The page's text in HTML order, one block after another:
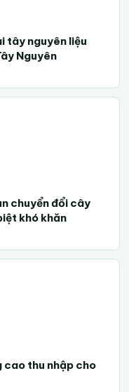
tây nguyên liệu
tại vùng Tây Nguyên
chuyển đổi cây
khó khăn
cao thu nhập cho